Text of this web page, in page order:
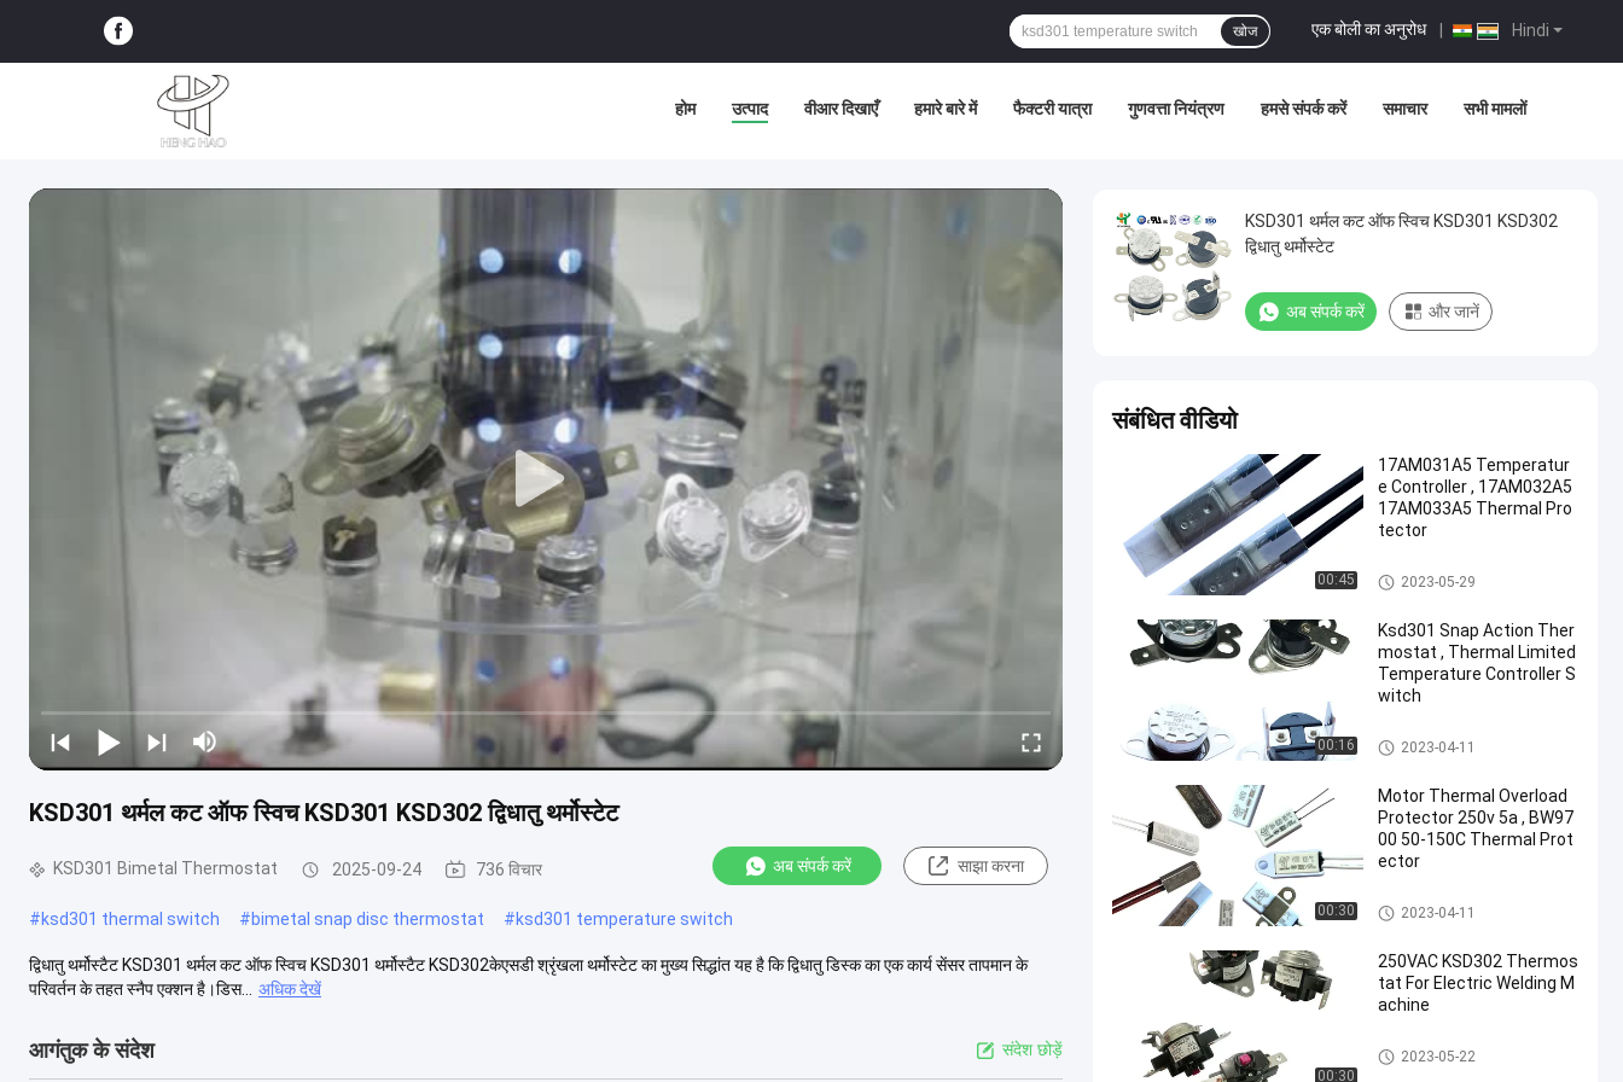
Hindi
एक बोली का अनुरोध
खोज
होम उत्पाद वीआर दिखाएँ हमारे बारे में फैक्टरी यात्रा गुणवत्ता नियंत्रण हमसे संपर्क करें समाचार सभी मामलों
KSD301 थर्मल कट ऑफ स्विच KSD301 KSD302 द्विधातु थर्मोस्टेट
KSD301 Bimetal Thermostat 2025-09-24 736 विचार अब संपर्क करें साझा करना
#ksd301 thermal switch #bimetal snap disc thermostat #ksd301 temperature switch
द्विधातु थर्मोस्टैट KSD301 थर्मल कट ऑफ स्विच KSD301 थर्मोस्टैट KSD302केएसडी श्रृंखला थर्मोस्टेट का मुख्य सिद्धांत यह है कि द्विधातु डिस्क का एक कार्य सेंसर तापमान के
परिवर्तन के तहत स्नैप एक्शन है।डिस...
अधिक देखें
आगंतुक के संदेश संदेश छोड़ें
KSD301 थर्मल कट ऑफ स्विच KSD301 KSD302
द्विधातु थर्मोस्टेट
अब संपर्क करें और जानें
संबंधित वीडियो
00:45
17AM031A5 Temperatur
e Controller , 17AM032A5
17AM033A5 Thermal Pro
tector
17AM Thermal Protector
2023-05-29
00:16
Ksd301 Snap Action Ther
mostat , Thermal Limited
Temperature Controller S
witch
KSD301 Bimetal Thermostat
2023-04-11
00:30
Motor Thermal Overload
Protector 250v 5a , BW97
00 50-150C Thermal Prot
ector
KSD301 Bimetal Thermostat
2023-04-11
00:30
250VAC KSD302 Thermos
tat For Electric Welding M
achine
KSD302 Thermostat
2023-05-22